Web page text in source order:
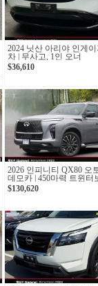
2024 닛산 아리야 인게
차 | 무사고, 1인 오너
$36,610
2026 인피니티 QX80 오
데모카 | 450마력 트윈터
십 SUV
$130,620